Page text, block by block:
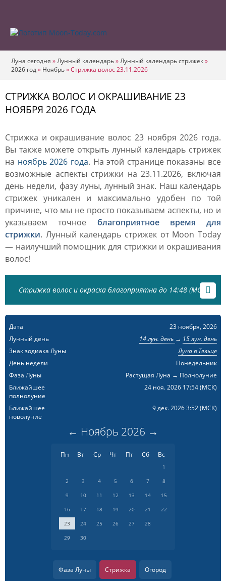
Луна сегодня »Лунный календарь»Лунный календарь стрижек»
2026 год» Ноябрь»Стрижка волос 23.11.2026
СТРИЖКА ВОЛОС И ОКРАШИВАНИЕ 23
НОЯБРЯ 2026 ГОДА
Стрижка и окрашивание волос 23 ноября 2026 года.
Вы также можете открыть лунный календарь стрижек
на ноябрь 2026 года. На этой странице показаны все
возможные аспекты стрижки на 23.11.2026, включая
день недели, фазу луны, лунный знак. Наш календарь
стрижек уникален и максимально удобен по той
причине, что мы не просто показываем аспекты, но и
указываем точное благоприятное время для
стрижки. Лунный календарь стрижек от Moon Today
— наилучший помощник для стрижки и окрашивания
волос!
Стрижка волос и окраска благоприятна до 14:48 (МСК)
Дата
23 ноября, 2026
Лунный день
14 лун. день → 15 лун. день
Знак зодиака Луны
Луна в Тельце
День недели
Понедельник
Фаза Луны
Растущая Луна → Полнолуние
Ближайшее
полнолуние
24 ноя. 2026 17:54(МСК)
Ближайшее
новолуние
9 дек. 2026 3:52(МСК)
← Ноябрь 2026 →
Пн Вт Ср Чт Пт Сб Вс
1
2
3 4 5 6 7
8
9
10 11 12 13 14
15
16
17 18 19 20 21
22
23
24 25 26 27
28
29
30
Фаза Луны Стрижка Огород